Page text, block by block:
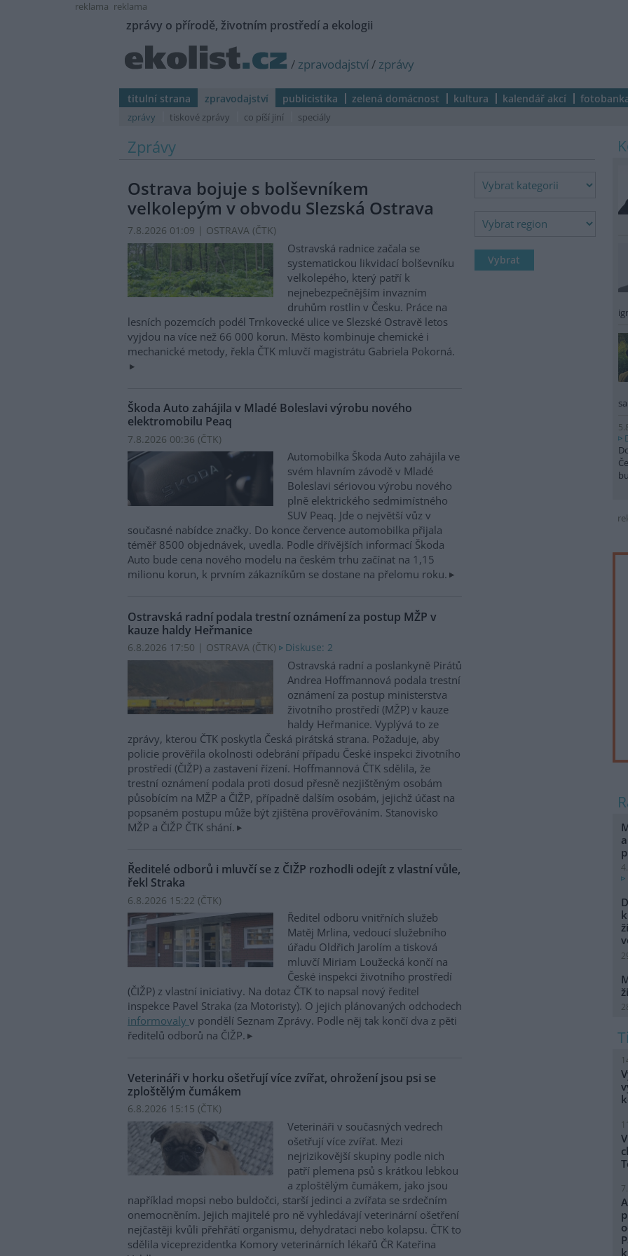
reklama reklama
zprávy o přírodě, životním prostředí a ekologii
/ zpravodajství/ zprávy
titulní strana zpravodajství publicistika zelená domácnost kultura kalendář akcí
zprávy tiskové zprávy co píší jiní speciály
Zprávy
Ostrava bojuje s bolševníkem
velkolepým v obvodu Slezská Ostrava
7.8.2026 01:09 | OSTRAVA (ČTK)
Ostravská radnice začala se
systematickou likvidací bolševníku
velkolepého, který patří k
nejnebezpečnějším invazním
druhům rostlin v Česku. Práce na
lesních pozemcích podél Trnkovecké ulice ve Slezské Ostravě letos
vyjdou na více než 66 000 korun. Město kombinuje chemické i
mechanické metody, řekla ČTK mluvčí magistrátu Gabriela Pokorná.
Škoda Auto zahájila v Mladé Boleslavi výrobu nového
elektromobilu Peaq
7.8.2026 00:36 (ČTK)
Automobilka Škoda Auto zahájila ve
svém hlavním závodě v Mladé
Boleslavi sériovou výrobu nového
plně elektrického sedmimístného
SUV Peaq. Jde o největší vůz v
současné nabídce značky. Do konce července automobilka přijala
téměř 8500 objednávek, uvedla. Podle dřívějších informací Škoda
Auto bude cena nového modelu na českém trhu začínat na 1,15
milionu korun, k prvním zákazníkům se dostane na přelomu roku.
Ostravská radní podala trestní oznámení za postup MŽP v
kauze haldy Heřmanice
6.8.2026 17:50 | OSTRAVA (ČTK) Diskuse: 2
Ostravská radní a poslankyně Pirátů
Andrea Hoffmannová podala trestní
oznámení za postup ministerstva
životního prostředí (MŽP) v kauze
haldy Heřmanice. Vyplývá to ze
zprávy, kterou ČTK poskytla Česká pirátská strana. Požaduje, aby
policie prověřila okolnosti odebrání případu České inspekci životního
prostředí (ČIŽP) a zastavení řízení. Hoffmannová ČTK sdělila, že
trestní oznámení podala proti dosud přesně nezjištěným osobám
působícím na MŽP a ČIŽP, případně dalším osobám, jejichž účast na
popsaném postupu může být zjištěna prověřováním. Stanovisko
MŽP a ČIŽP ČTK shání.
Ředitelé odborů i mluvčí se z ČIŽP rozhodli odejít z vlastní vůle,
řekl Straka
6.8.2026 15:22 (ČTK)
Ředitel odboru vnitřních služeb
Matěj Mrlina, vedoucí služebního
úřadu Oldřich Jarolím a tisková
mluvčí Miriam Loužecká končí na
České inspekci životního prostředí
(ČIŽP) z vlastní iniciativy. Na dotaz ČTK to napsal nový ředitel
inspekce Pavel Straka (za Motoristy). O jejich plánovaných odchodech
informovaly v pondělí Seznam Zprávy. Podle něj tak končí dva z pěti
ředitelů odborů na ČIŽP.
Veterináři v horku ošetřují více zvířat, ohrožení jsou psi se
zploštělým čumákem
6.8.2026 15:15 (ČTK)
Veterináři v současných vedrech
ošetřují více zvířat. Mezi
nejrizikovější skupiny podle nich
patří plemena psů s krátkou lebkou
a zploštělým čumákem, jako jsou
například mopsi nebo buldočci, starší jedinci a zvířata se srdečním
onemocněním. Jejich majitelé pro ně vyhledávají veterinární ošetření
nejčastěji kvůli přehřátí organismu, dehydrataci nebo kolapsu. ČTK to
sdělila viceprezidentka Komory veterinárních lékařů ČR Kateřina